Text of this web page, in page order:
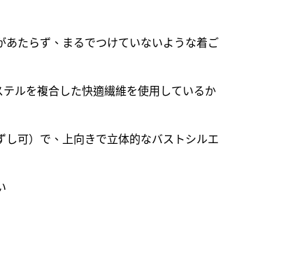
あたらず、まるでつけていないような着ご
ルを複合した快適繊維を使用しているか
し可）で、上向きで立体的なバストシルエ